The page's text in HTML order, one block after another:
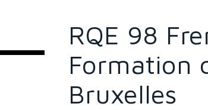
sRQE 98
Formation
Bruxelles